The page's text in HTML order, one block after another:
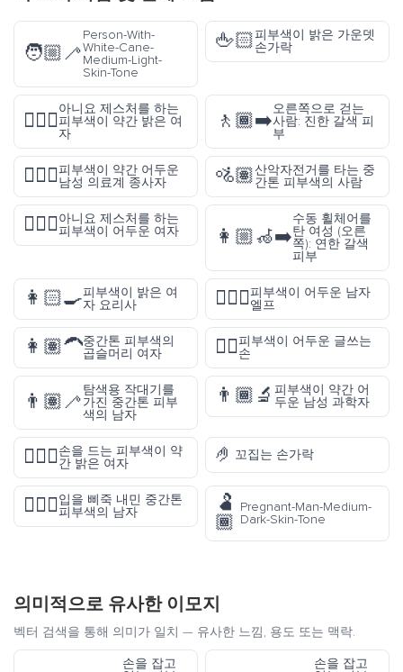
🧑🏼‍🦯
Person-With-
White-Cane-
Medium-Light-
Skin-Tone
🖕🏻피부색이 밝은 가운뎃
손가락
🙅🏼‍♀️
아니요 제스처를 하는
피부색이 약간 밝은 여
자
🚶🏾‍➡️
오른쪽으로 걷는
사람: 진한 갈색 피
부
👨🏾‍⚕️피부색이 약간 어두운
남성 의료계 종사자
🚵🏽산악자전거를 타는 중
간톤 피부색의 사람
🙅🏿‍♀️아니요 제스처를 하는
피부색이 어두운 여자
👩🏼‍🦽‍➡️
수동 휠체어를
탄 여성 (오른
쪽): 연한 갈색
피부
👩🏻‍🍳피부색이 밝은 여
자 요리사
🧝🏿‍♂️피부색이 어두운 남자
엘프
👩🏽‍🦱중간톤 피부색의
곱슬머리 여자
✍🏿피부색이 어두운 글쓰는
손
👨🏽‍🦯
탐색용 작대기를
가진 중간톤 피부
색의 남자
👨🏾‍🔬 피부색이 약간 어
두운 남성 과학자
🙋🏼‍♀️손을 드는 피부색이 약
간 밝은 여자
🤌 꼬집는 손가락
🙎🏽‍♂️입을 삐죽 내민 중간톤
피부색의 남자
🫃
🏾
Pregnant-Man-Medium-
Dark-Skin-Tone
의미적으로 유사한 이모지
벡터 검색을 통해 의미가 일치 — 유사한 느낌, 용도 또는 맥락.
손을 잡고
손을 잡고